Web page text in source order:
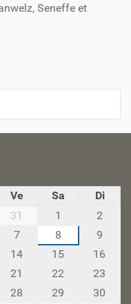
Seneffe et
Ve Sa
Di
31 1
2
7 8
9
14 15
16
21 22
23
28 29
30